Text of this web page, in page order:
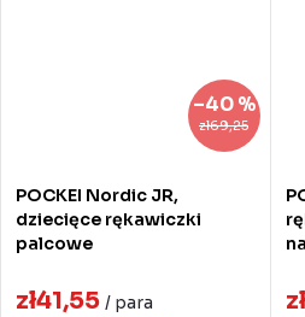
zł69,25
–40 %
POCKEI Nordic JR,
dziecięce rękawiczki
palcowe
zł41,55 / para